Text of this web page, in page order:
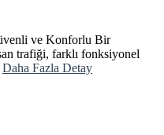
ve Konforlu Bir
trafiği, farklı fonksiyonel
Daha Fazla Detay